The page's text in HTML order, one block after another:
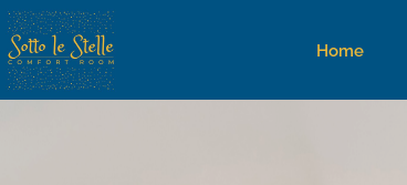
Home